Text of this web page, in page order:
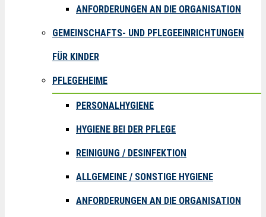
ANFORDERUNGEN AN DIE ORGANISATION
GEMEINSCHAFTS- UND PFLEGEEINRICHTUNGEN
FÜR KINDER
PFLEGEHEIME
PERSONALHYGIENE
HYGIENE BEI DER PFLEGE
REINIGUNG / DESINFEKTION
ALLGEMEINE / SONSTIGE HYGIENE
ANFORDERUNGEN AN DIE ORGANISATION